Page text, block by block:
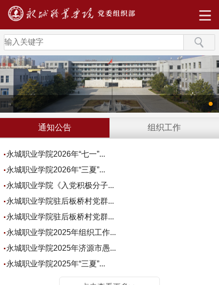
通知公告 组织工作
永城职业学院2026年“七一”...
永城职业学院2026年“三夏”...
永城职业学院《入党积极分子...
永城职业学院驻后板桥村党群...
永城职业学院驻后板桥村党群...
永城职业学院2025年组织工作...
永城职业学院2025年济源市愚...
永城职业学院2025年“三夏”...